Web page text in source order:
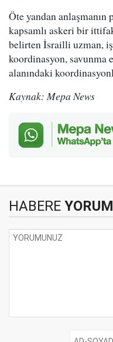
Öte yandan
kapsamlı askeri bir
belirten İsrailli uzman,
koordinasyon, savunma
alanındaki
Kaynak: Mepa News
HABERE